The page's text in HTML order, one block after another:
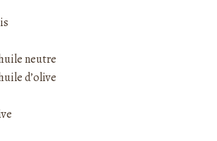
neutre
d’olive